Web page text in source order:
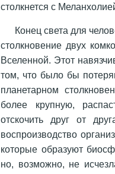
столкнется с
Конец света для
столкновение двух
Вселенной. Этот
том, что было бы
планетарном
более крупную,
отскочить друг от
воспроизводство
которые образуют
но, возможно, не